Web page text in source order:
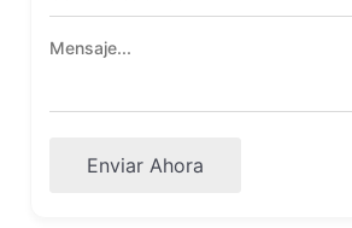
Enviar Ahora